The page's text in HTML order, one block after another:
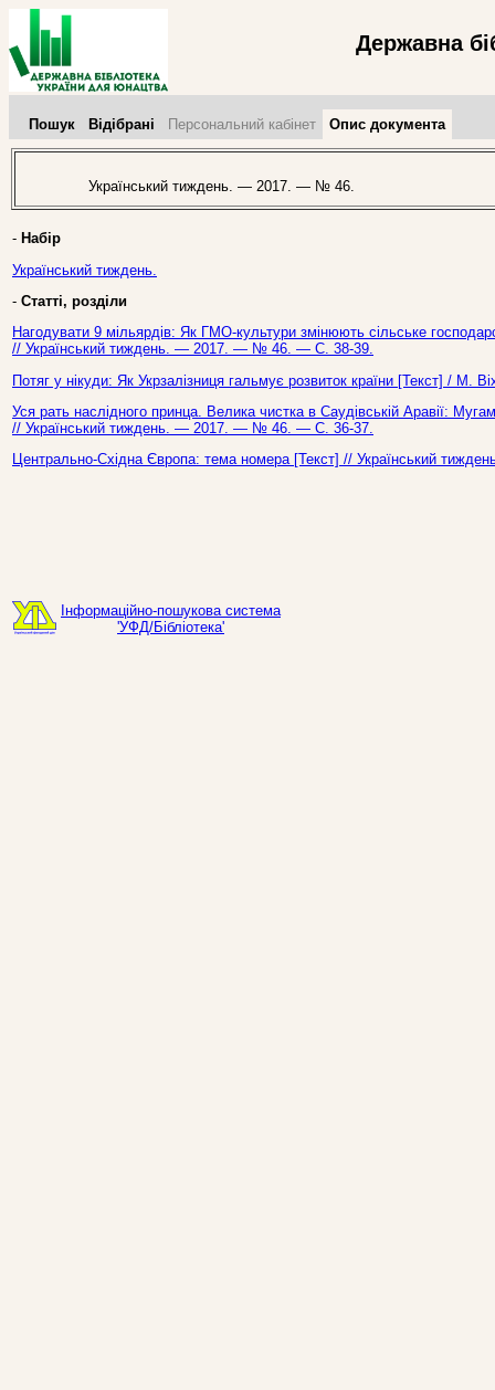
Державна
Пошук Відібрані Персональний кабінет Опис документа
Український тиждень. — 2017. — № 46.
- Набір
Український тиждень.
- Статті, розділи
Нагодувати 9 мільярдів: Як ГМО-культури змінюють сільське
// Український тиждень. — 2017. — № 46. — С. 38-39.
Потяг у нікуди: Як Укрзалізниця гальмує розвиток країни [Текст] /
Уся рать наслідного принца. Велика чистка в Саудівській Аравії:
// Український тиждень. — 2017. — № 46. — С. 36-37.
Центрально-Східна Європа: тема номера [Текст] // Український
Інформаційно-пошукова система
'УФД/Бібліотека'